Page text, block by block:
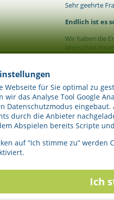
Sehr geehrte
Endlich ist es
Wir haben die
Menschen
und
Eine
Karls-
Sie sind
erstes Er-leben
dafür um
September
Details
Webseite für Sie optimal zu
wir das Analyse Tool Google
Datenschutzmodus
durch die Anbieter
Abspielen bereits Scripte
auf “Ich stimme zu” werden
Ich